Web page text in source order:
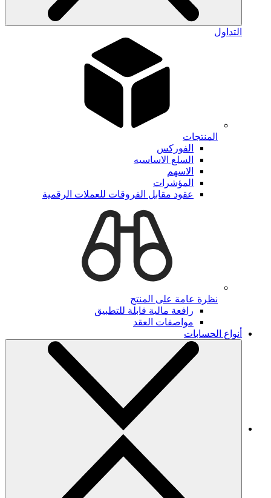
التداول
المنتجات
الفوركس
السلع الاساسيه
الاسهم
المؤشرات
عقود مقابل الفروقات للعملات الرقمية
نظرة عامة على المنتج
رافعة مالية قابلة للتطبيق
مواصفات العقد
أنواع الحسابات